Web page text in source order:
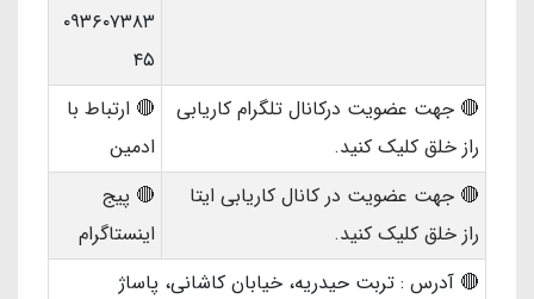
۰۹۳۶۰۷۳۸۳
۴۵
🔴 جهت عضویت درکانال تلگرام کاریابی
راز خلق کلیک کنید.
🔴 ارتباط با
ادمین
🔴 جهت عضویت در کانال کاریابی ایتا
راز خلق کلیک کنید.
🔴 پیج
اینستاگرام
🔴 آدرس : تربت حیدریه، خیابان کاشانی، پاساژ